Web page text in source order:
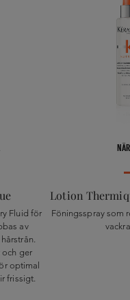
Fluid för
av
och ger
optimal
frissigt.
Lotion
Föningsspray som